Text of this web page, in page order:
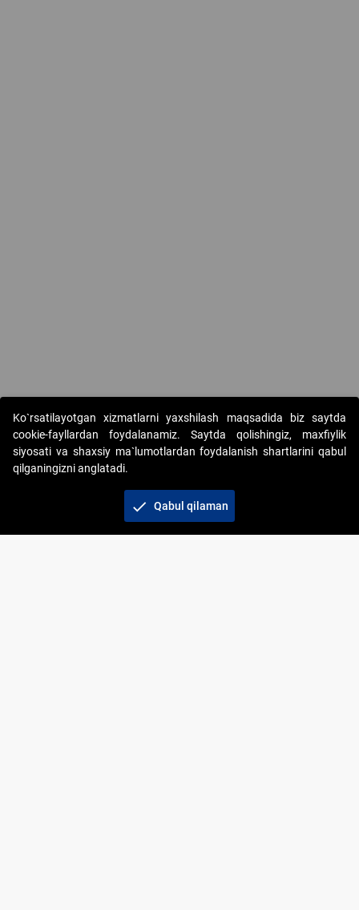
Copyright © 2017-2026. "Elektron onlayn-auksionlarni
tashkil etish" AJ. Barcha huquqlar himoyalangan
Ko`rsatilayotgan xizmatlarni yaxshilash maqsadida biz saytda
cookie-fayllardan foydalanamiz. Saytda qolishingiz, maxfiylik
siyosati va shaxsiy ma`lumotlardan foydalanish shartlarini qabul
qilganingizni anglatadi.
check Qabul qilaman